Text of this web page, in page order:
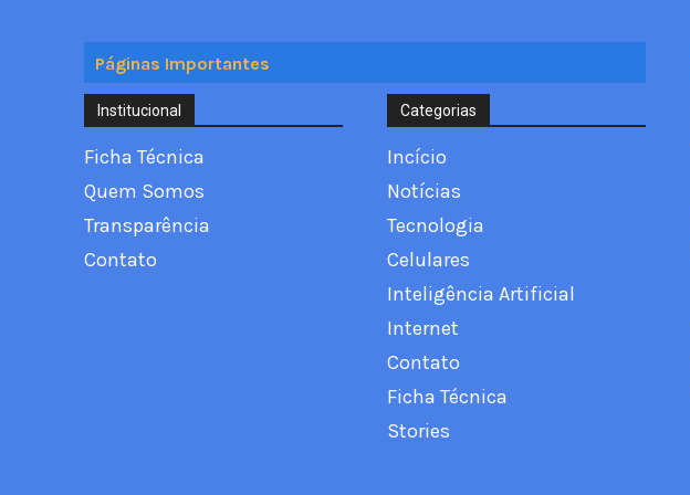
Páginas Importantes
Institucional
Ficha Técnica
Quem Somos
Transparência
Contato
Categorias
Incício
Notícias
Tecnologia
Celulares
Inteligência Artificial
Internet
Contato
Ficha Técnica
Stories